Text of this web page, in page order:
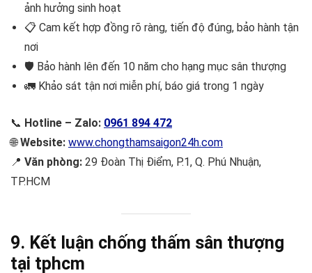
ảnh hưởng sinh hoạt
📋 Cam kết hợp đồng rõ ràng, tiến độ đúng, bảo hành tận
nơi
🛡️ Bảo hành lên đến 10 năm cho hạng mục sân thượng
🚛 Khảo sát tận nơi miễn phí, báo giá trong 1 ngày
📞 Hotline – Zalo: 0961 894 472
🌐Website: www.chongthamsaigon24h.com
📍 Văn phòng: 29 Đoàn Thị Điểm, P.1, Q. Phú Nhuận,
TP.HCM
9. Kết luận chống thấm sân thượng
tại tphcm